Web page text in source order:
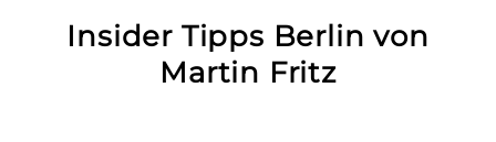
Insider Tipps Berlin von
Martin Fritz